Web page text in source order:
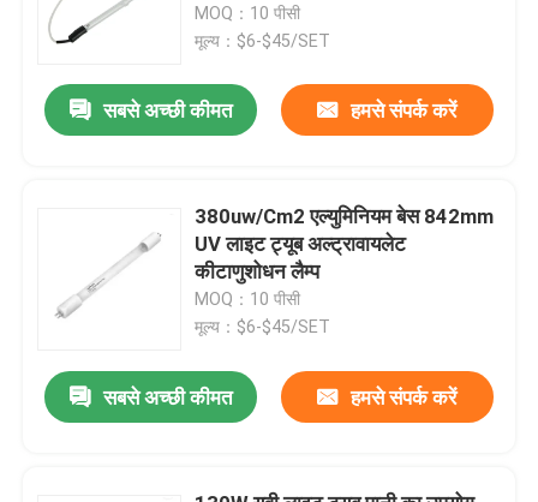
MOQ：10 पीसी
मूल्य：$6-$45/SET
सबसे अच्छी कीमत हमसे संपर्क करें
380uw/Cm2 एल्युमिनियम बेस 842mm
UV लाइट ट्यूब अल्ट्रावायलेट
कीटाणुशोधन लैम्प
MOQ：10 पीसी
मूल्य：$6-$45/SET
सबसे अच्छी कीमत हमसे संपर्क करें